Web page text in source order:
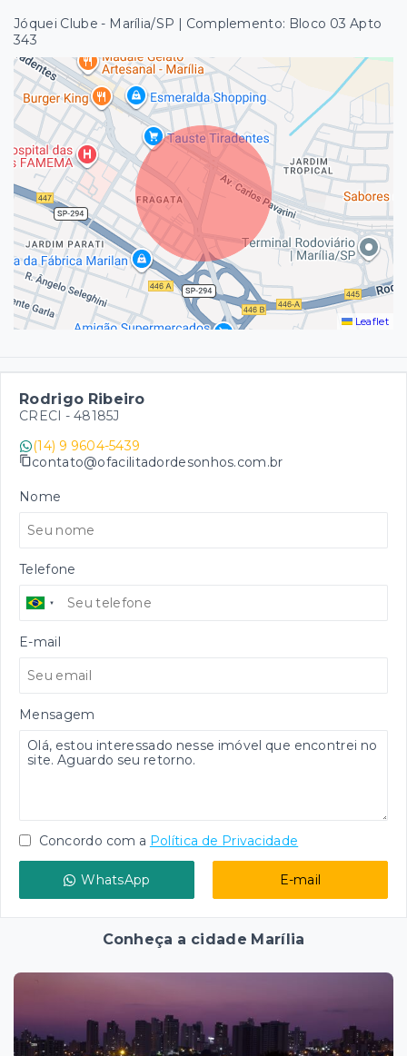
Jóquei Clube - Marília/SP | Complemento: Bloco 03 Apto
343
Leaflet
Rodrigo Ribeiro
CRECI - 48185J
(14) 9 9604-5439
contato@ofacilitadordesonhos.com.br
Nome
Telefone
E-mail
Mensagem
Concordo com a Política de Privacidade
WhatsApp E-mail
Conheça a cidade Marília